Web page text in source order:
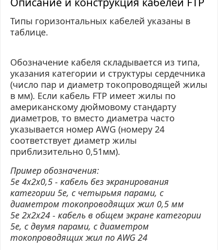
Типы горизонтальных кабелей указаны в
таблице.
Обозначение кабеля складывается из типа,
указания категории и структуры сердечника
(число пар и диаметр токопроводящей жилы
в мм). Если кабель FTP имеет жилы по
американскому дюймовому стандарту
диаметров, то вместо диаметра часто
указывается номер AWG (номеру 24
соответствует диаметр жилы
приблизительно 0,51мм).
Пример обозначения:
5е 4х2х0,5 - кабель без экранирования
категории 5е, с четырьмя парами, с
диаметром токопроводящих жил 0,5 мм
5е 2х2х24 - кабель в общем экране категории
5е, с двумя парами, с диаметром
токопроводящих жил поAWG 24